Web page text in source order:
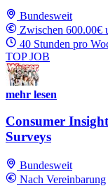
Bundesweit
Zwischen 600.00€
40 Stunden pro
TOP JOB
mehr lesen
Consumer
Surveys
Bundesweit
Nach Vereinbarung